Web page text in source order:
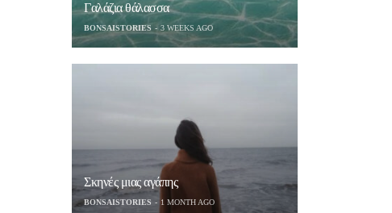
Γαλάζια θάλασσα
BONSAISTORIES 3 WEEKS AGO
Σκηνές μιας αγάπης
BONSAISTORIES 1 MONTH AGO